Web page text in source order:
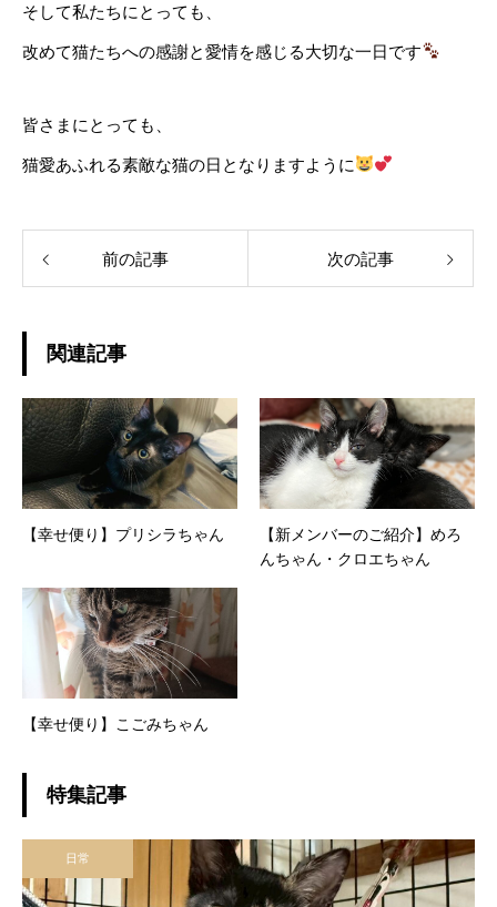
そして私たちにとっても、
改めて猫たちへの感謝と愛情を感じる大切な一日です
皆さまにとっても、
猫愛あふれる素敵な猫の日となりますように
前の記事 次の記事
関連記事
【幸せ便り】プリシラちゃん
【新メンバーのご紹介】めろ
んちゃん・クロエちゃん
【幸せ便り】こごみちゃん
特集記事
日常